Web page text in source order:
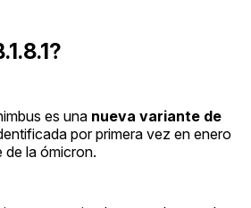
es una nueva variante de
por primera vez en enero
de la ómicron.